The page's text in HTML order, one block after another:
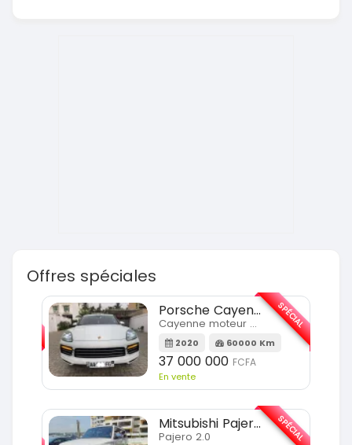
Offres spéciales
Porsche Cayenne
Cayenne moteur v6
2020 60000 Km
37 000 000 FCFA
En vente
SPÉCIAL
Mitsubishi Pajero
Pajero 2.0 SPÉCIAL